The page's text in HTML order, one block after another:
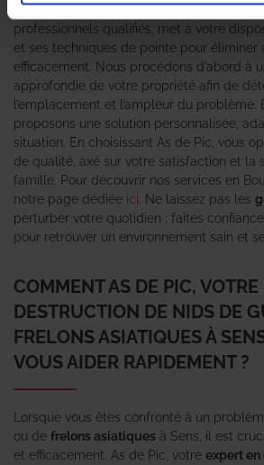
comme l’agence As de Pic. Notre
professionnels qualifiés, met à votre
et ses techniques de pointe pour éliminer
efficacement. Nous procédons d’abord à
approfondie de votre propriété afin de
l’emplacement et l’ampleur du problème.
proposons une solution personnalisée,
situation. En choisissant As de Pic, vous
de qualité, axé sur votre satisfaction et la
famille. Pour découvrir nos services en
notre page dédiée ici . Ne laissez pas les
perturber votre quotidien ; faites
pour retrouver un environnement sain et
COMMENT AS DE PIC, VOTRE
DESTRUCTION DE NIDS DE
FRELONS ASIATIQUES À
VOUS AIDER RAPIDEMENT ?
Lorsque vous êtes confronté à un
ou de frelons asiatiques à Sens, il est
et efficacement. As de Pic, votre expert